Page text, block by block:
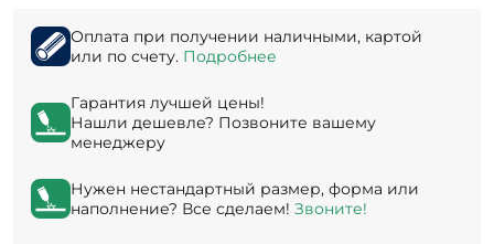
Оплата при получении наличными, картой
или по счету. Подробнее
Гарантия лучшей цены!
Нашли дешевле? Позвоните вашему
менеджеру
Нужен нестандартный размер, форма или
наполнение? Все сделаем! Звоните!